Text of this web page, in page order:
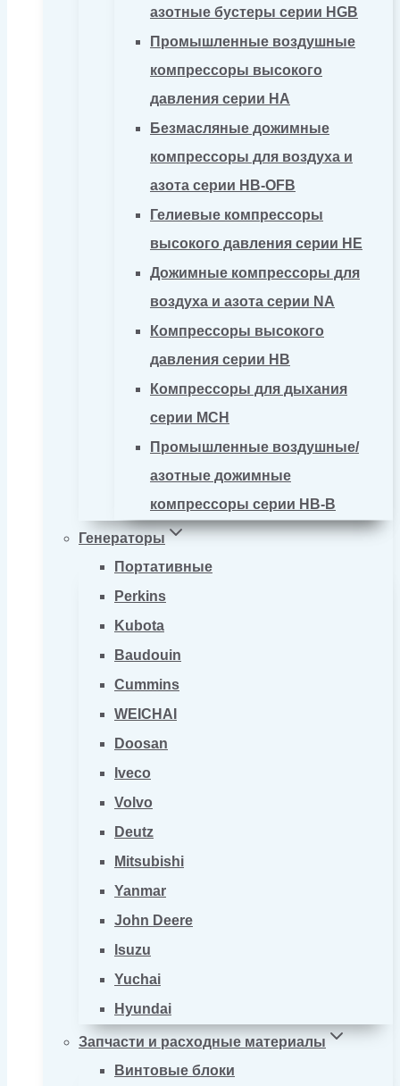
азотные бустеры серии HGB
Промышленные воздушные
компрессоры высокого
давления серии HA
Безмасляные дожимные
компрессоры для воздуха и
азота серии HB-OFB
Гелиевые компрессоры
высокого давления серии HE
Дожимные компрессоры для
воздуха и азота серии NA
Компрессоры высокого
давления серии HB
Компрессоры для дыхания
серии MCH
Промышленные воздушные/
азотные дожимные
компрессоры серии HB-B
Генераторы
Портативные
Perkins
Kubota
Baudouin
Cummins
WEICHAI
Doosan
Iveco
Volvo
Deutz
Mitsubishi
Yanmar
John Deere
Isuzu
Yuchai
Hyundai
Запчасти и расходные материалы
Винтовые блоки